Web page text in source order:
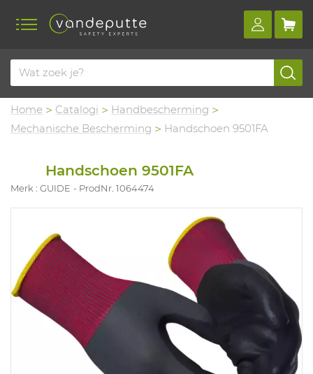
Home Catalogi
Handbescherming
Mechanische Bescherming
Handschoen 9501FA
Handschoen 9501FA
Merk : GUIDE ProdNr. 1064474